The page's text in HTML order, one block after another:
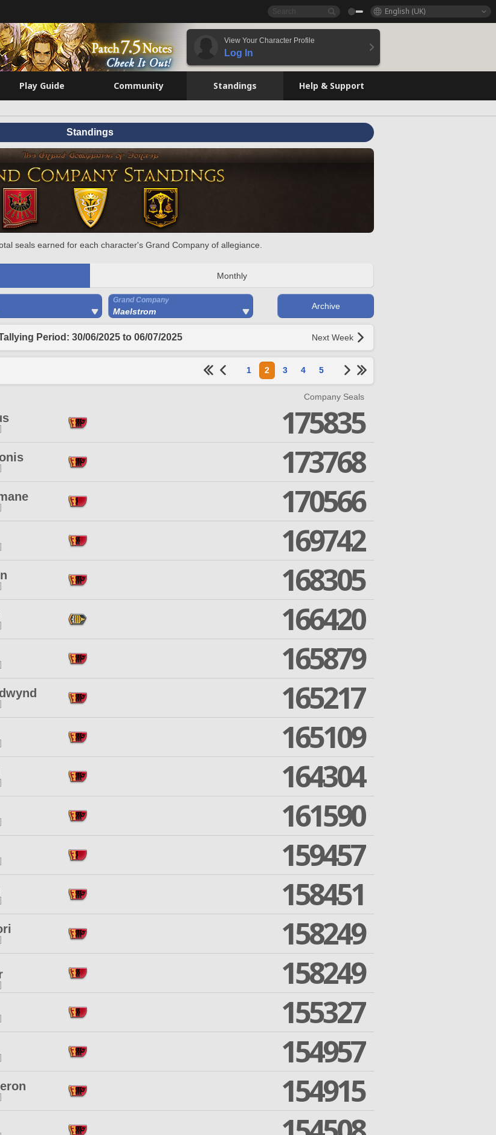
English (UK)
View Your Character Profile
Log In
Play Guide Community Standings Help & Support
Standings
seals earned for each character's Grand Company of allegiance.
Monthly
Grand Company
Maelstrom
Archive
Period: 30/06/2025 to 06/07/2025 Next Week
1 2 3 4 5
Company Seals
175835
173768
170566
169742
168305
166420
165879
165217
165109
164304
161590
159457
158451
158249
158249
155327
154957
154915